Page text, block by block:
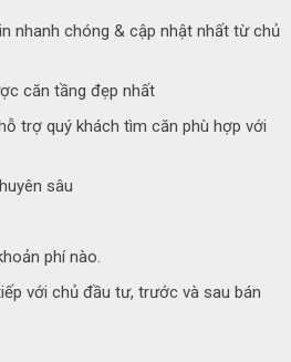
nhanh chóng & cập nhật nhất từ chủ
căn tầng đẹp nhất
trợ quý khách tìm căn phù hợp với
sâu
phí nào.
với chủ đầu tư, trước và sau bán